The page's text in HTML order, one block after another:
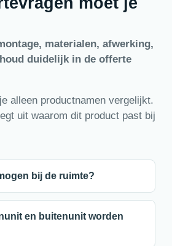
materialen, afwerking,
duidelijk in de offerte
alleen productnamen vergelijkt.
uit waarom dit product past bij
bij de ruimte?
en buitenunit worden